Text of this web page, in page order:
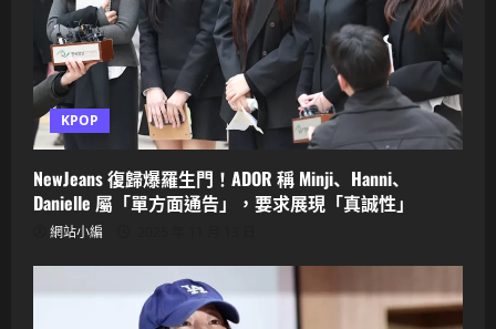
KPOP
NewJeans 復歸爆羅生門！ADOR 稱 Minji、Hanni、
Danielle 屬「單方面通告」，要求展現「真誠性」
網站小編